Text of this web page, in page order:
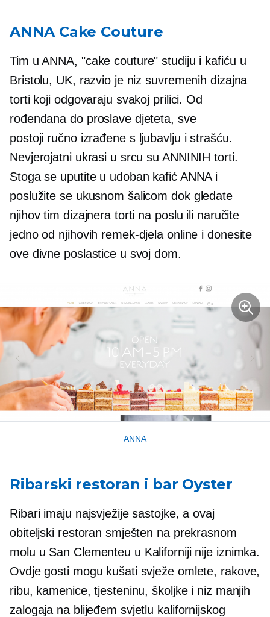
ANNA Cake Couture
Tim u ANNA, "cake couture" studiju i kafiću u
Bristolu, UK, razvio je niz suvremenih dizajna
torti koji odgovaraju svakoj prilici. Od
rođendana do proslave djeteta, sve
postoji ručno izrađenes ljubavlju i strašću.
Nevjerojatni ukrasi u srcu su ANNINIH torti.
Stoga se uputite u udoban kafić ANNA i
poslužite se ukusnom šalicom dok gledate
njihov tim dizajnera torti na poslu ili naručite
jedno od njihovih remek-djela online i donesite
ove divne poslastice u svoj dom.
ANNA
Ribarski restoran i bar Oyster
Ribari imaju najsvježije sastojke, a ovaj
obiteljski restoran smješten na prekrasnom
molu u San Clementeu u Kaliforniji nije iznimka.
Ovdje gosti mogu kušati svježe omlete, rakove,
ribu, kamenice, tjesteninu, školjke i niz manjih
zalogaja na blijeđem svjetlu kalifornijskog